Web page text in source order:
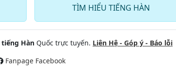
60 bài eps-topik bài 20
21. Tư vựng tiếng hàn trong giáo trình
24
. Tư vựng tiếng hàn trong giáo trình
TÌM HIỂU TIẾNG HÀN
tiếng Hàn Quốc trực tuyến. Liên Hệ - Góp ý - Báo lỗi
Fanpage Facebook